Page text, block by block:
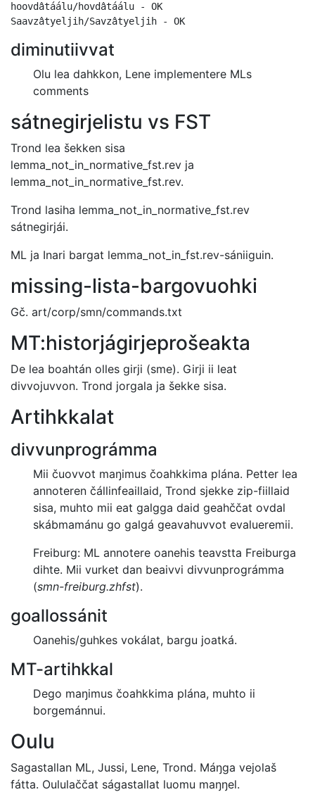
hoovdâtáálu/hovdâtáálu - OK
diminutiivvat
Olu lea dahkkon, Lene implementere MLs
comments
sátnegirjelistu vs FST
Trond lea šekken sisa
lemma_not_in_normative_fst.rev ja
lemma_not_in_normative_fst.rev.
Trond lasiha lemma_not_in_normative_fst.rev
sátnegirjái.
ML ja Inari bargat lemma_not_in_fst.rev-sániiguin.
missing-lista-bargovuohki
Gč. art/corp/smn/commands.txt
MT:historjágirjeprošeakta
De lea boahtán olles girji (sme). Girji ii leat
divvojuvvon. Trond jorgala ja šekke sisa.
Artihkkalat
divvunprográmma
Mii čuovvot maŋimus čoahkkima plána. Petter lea
annoteren čállinfeaillaid, Trond sjekke zip-fiillaid
sisa, muhto mii eat galgga daid geahččat ovdal
skábmamánu go galgá geavahuvvot evalueremii.
Freiburg: ML annotere oanehis teavstta Freiburga
dihte. Mii vurket dan beaivvi divvunprográmma
(smn-freiburg.zhfst).
goallossánit
Oanehis/guhkes vokálat, bargu joatká.
MT-artihkkal
Dego maŋimus čoahkkima plána, muhto ii
borgemánnui.
Oulu
Sagastallan ML, Jussi, Lene, Trond. Máŋga vejolaš
fátta. Oululaččat ságastallat luomu maŋŋel.